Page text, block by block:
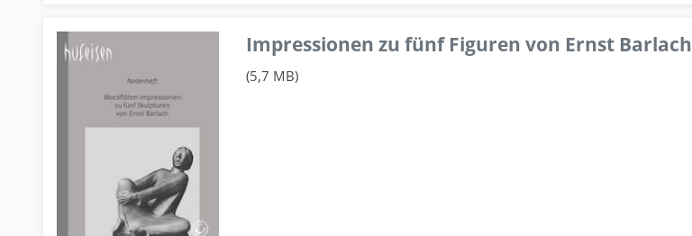
Impressionen zu fünf Figuren von Ernst Barlach
(5,7 MB)